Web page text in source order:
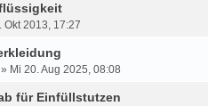
Okt 2013, 17:27
» Mi 20. Aug 2025, 08:08
für Einfüllstutzen